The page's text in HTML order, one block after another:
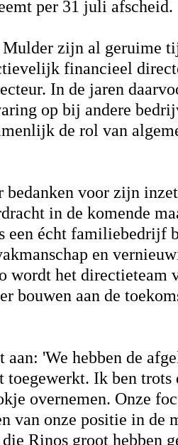
per 31 juli afscheid.
Mulder zijn al geruime
financieel
In de jaren
op bij andere
de rol van
bedanken voor zijn
in de komende
een écht familiebedrijf
en
wordt het directieteam
bouwen aan de
'We hebben de
toegewerkt. Ik ben
overnemen. Onze
van onze positie in de
Rinos groot hebben